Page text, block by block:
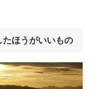
ほうがいいもの